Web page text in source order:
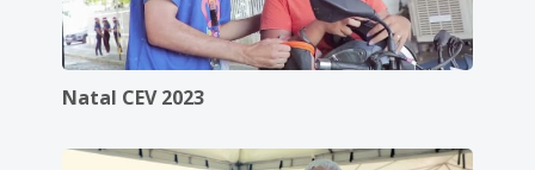
Natal CEV 2023